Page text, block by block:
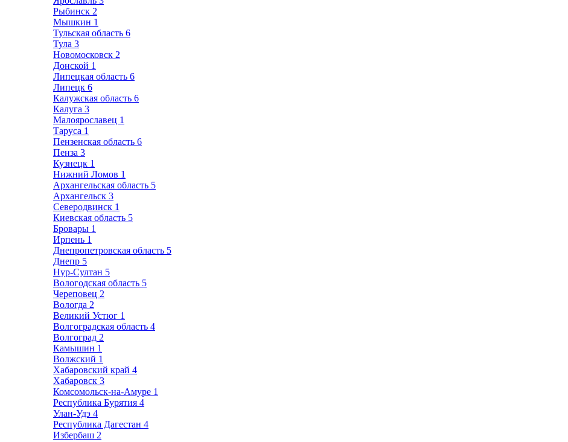
Рыбинск 2
Мышкин 1
Тульская область 6
Тула 3
Новомосковск 2
Донской 1
Липецкая область 6
Липецк 6
Калужская область 6
Калуга 3
Малоярославец 1
Таруса 1
Пензенская область 6
Пенза 3
Кузнецк 1
Нижний Ломов 1
Архангельская область 5
Архангельск 3
Северодвинск 1
Киевская область 5
Бровары 1
Ирпень 1
Днепропетровская область 5
Днепр 5
Нур-Султан 5
Вологодская область 5
Череповец 2
Вологда 2
Великий Устюг 1
Волгоградская область 4
Волгоград 2
Камышин 1
Волжский 1
Хабаровский край 4
Хабаровск 3
Комсомольск-на-Амуре 1
Республика Бурятия 4
Улан-Удэ 4
Республика Дагестан 4
Избербаш 2